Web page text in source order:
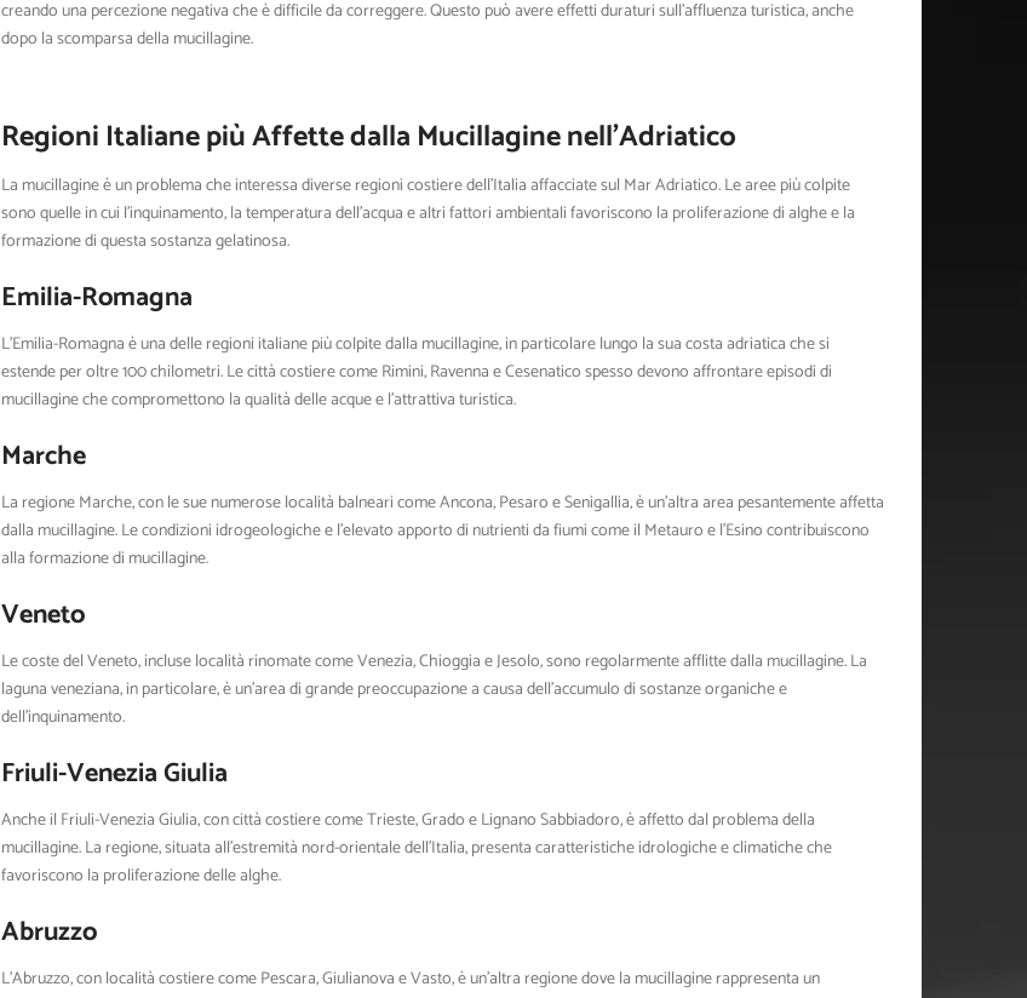
creando una percezione negativa che è difficile da correggere. Questo può avere effetti duraturi sull’affluenza turistica, anche
dopo la scomparsa della mucillagine.
Regioni Italiane più Affette dalla Mucillagine nell’Adriatico
La mucillagine è un problema che interessa diverse regioni costiere dell’Italia affacciate sul Mar Adriatico. Le aree più colpite
sono quelle in cui l’inquinamento, la temperatura dell’acqua e altri fattori ambientali favoriscono la proliferazione di alghe e la
formazione di questa sostanza gelatinosa.
Emilia-Romagna
L’Emilia-Romagna è una delle regioni italiane più colpite dalla mucillagine, in particolare lungo la sua costa adriatica che si
estende per oltre 100 chilometri. Le città costiere come Rimini, Ravenna e Cesenatico spesso devono affrontare episodi di
mucillagine che compromettono la qualità delle acque e l’attrattiva turistica.
Marche
La regione Marche, con le sue numerose località balneari come Ancona, Pesaro e Senigallia, è un’altra area pesantemente affetta
dalla mucillagine. Le condizioni idrogeologiche e l’elevato apporto di nutrienti da fiumi come il Metauro e l’Esino contribuiscono
alla formazione di mucillagine.
Veneto
Le coste del Veneto, incluse località rinomate come Venezia, Chioggia e Jesolo, sono regolarmente afflitte dalla mucillagine. La
laguna veneziana, in particolare, è un’area di grande preoccupazione a causa dell’accumulo di sostanze organiche e
dell’inquinamento.
Friuli-Venezia Giulia
Anche il Friuli-Venezia Giulia, con città costiere come Trieste, Grado e Lignano Sabbiadoro, è affetto dal problema della
mucillagine. La regione, situata all’estremità nord-orientale dell’Italia, presenta caratteristiche idrologiche e climatiche che
favoriscono la proliferazione delle alghe.
Abruzzo
L’Abruzzo, con località costiere come Pescara, Giulianova e Vasto, è un’altra regione dove la mucillagine rappresenta un